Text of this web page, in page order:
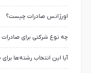
اورژانس صادرات چیست؟
چه نوع شرکتی برای
آیا این انتخاب رشته‌ها